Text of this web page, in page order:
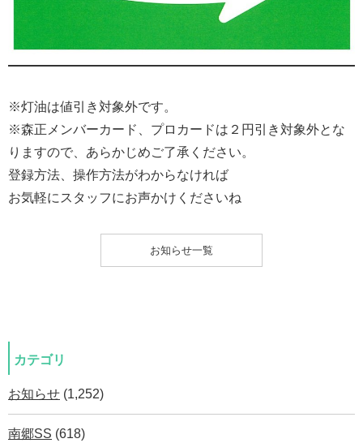
※灯油は値引き対象外です。
※森正メンバーカード、プロカードは２円引き対象外とな
りますので、あらかじめご了承ください。
登録方法、操作方法がわからなければ
お気軽にスタッフにお声かけくださいね
お知らせ一覧
カテゴリ
お知らせ (1,252)
南郷SS (618)